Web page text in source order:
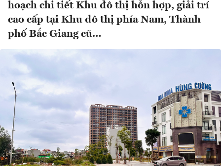
hoạch chi tiết Khu đô thị hỗn hợp, giải trí
cao cấp tại Khu đô thị phía Nam, Thành
phố Bắc Giang cũ…